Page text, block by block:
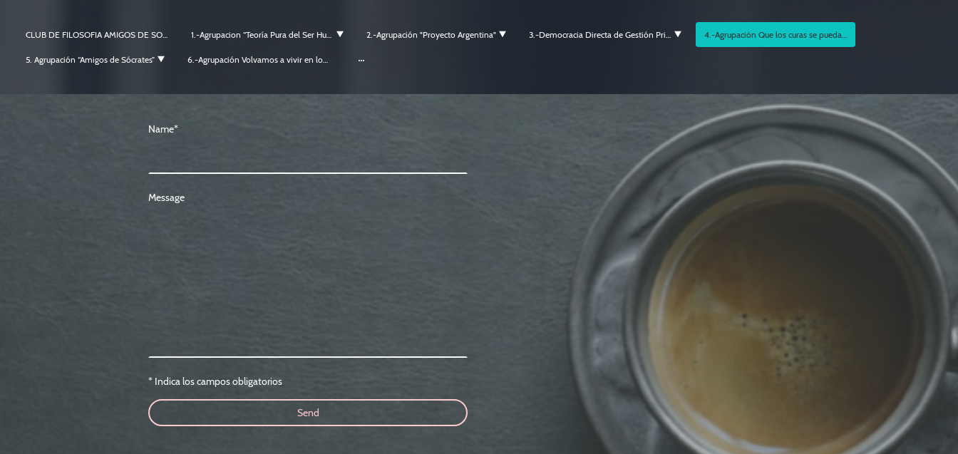
CLUB DE FILOSOFIA AMIGOS DE SOCRATES 1.-Agrupacion “Teoría Pura del Ser Humano”. 2.-Agrupación "Proyecto Argentina" 3.-Democracia Directa de Gestión Privatizada 4.-Agrupación Que los curas se puedan casar
5. Agrupación “Amigos de Sócrates” 6.-Agrupación Volvamos a vivir en los pueblo
Name*
Message
* Indica los campos obligatorios
Send